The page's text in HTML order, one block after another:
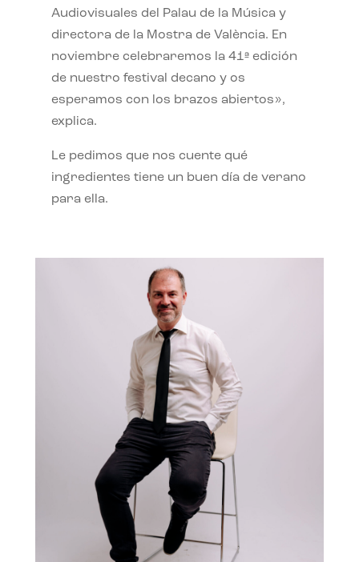
Audiovisuales del Palau de la Música y
directora de la Mostra de València. En
noviembre celebraremos la 41ª edición
de nuestro festival decano y os
esperamos con los brazos abiertos»,
explica.
Le pedimos que nos cuente qué
ingredientes tiene un buen día de verano
para ella.